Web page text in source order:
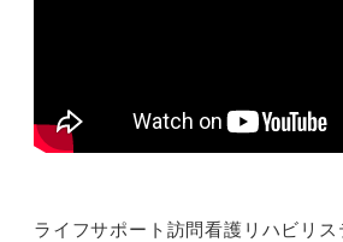
ライフサポート訪問看護リハビリ